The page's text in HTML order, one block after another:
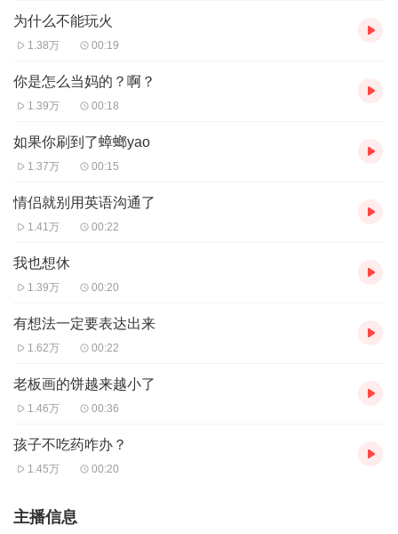
为什么不能玩火
1.38万 00:19
你是怎么当妈的？啊？
1.39万 00:18
如果你刷到了蟑螂yao
1.37万 00:15
情侣就别用英语沟通了
1.41万 00:22
我也想休
1.39万 00:20
有想法一定要表达出来
1.62万 00:22
老板画的饼越来越小了
1.46万 00:36
孩子不吃药咋办？
1.45万 00:20
主播信息